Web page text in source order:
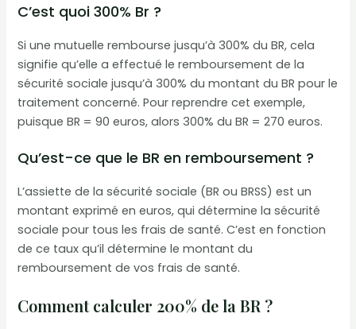
C’est quoi 300% Br ?
Si une mutuelle rembourse jusqu’à 300% du BR, cela
signifie qu’elle a effectué le remboursement de la
sécurité sociale jusqu’à 300% du montant du BR pour le
traitement concerné. Pour reprendre cet exemple,
puisque BR = 90 euros, alors 300% du BR = 270 euros.
Qu’est-ce que le BR en remboursement ?
L’assiette de la sécurité sociale (BR ou BRSS) est un
montant exprimé en euros, qui détermine la sécurité
sociale pour tous les frais de santé. C’est en fonction
de ce taux qu’il détermine le montant du
remboursement de vos frais de santé.
Comment calculer 200% de la BR ?